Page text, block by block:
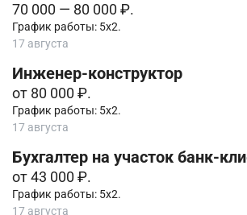
70 000 — 80 000 ₽.
График работы: 5х2.
17 августа
Инженер-конструктор
от 80 000 ₽.
График работы: 5х2.
17 августа
Бухгалтер на участок банк-
от 43 000 ₽.
График работы: 5х2.
17 августа